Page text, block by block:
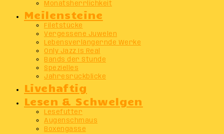
Monatsherrlichkeit
Meilensteine
Filetstücke
Vergessene Juwelen
Lebensverlängernde Werke
Only Jazz Is Real
Bands der Stunde
Spezielles
Jahresrückblicke
Livehaftig
Lesen & Schwelgen
Lesefutter
Augenschmaus
Boxengasse